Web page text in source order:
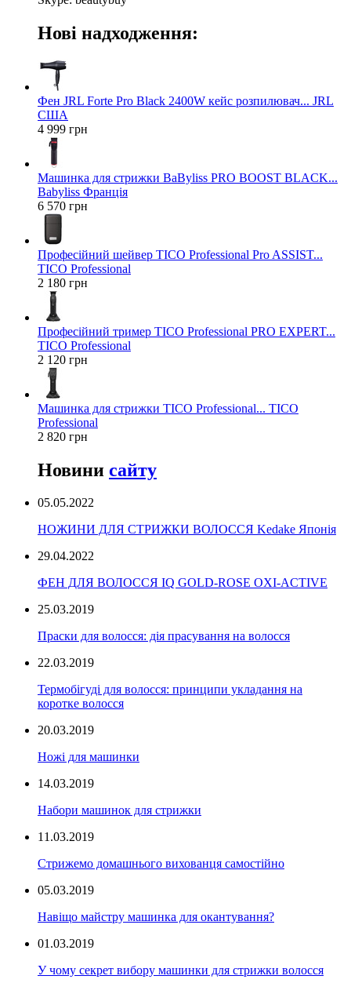
Нові надходження:
Фен JRL Forte Pro Black 2400W кейс розпилювач... JRL
США
4 999 грн
Машинка для стрижки BaByliss PRO BOOST BLACK...
Babyliss Франція
6 570 грн
Професійний шейвер TICO Professional Pro ASSIST...
TICO Professional
2 180 грн
Професійний тример TICO Professional PRO EXPERT...
TICO Professional
2 120 грн
Машинка для стрижки TICO Professional... TICO
Professional
2 820 грн
Новини сайту
05.05.2022
НОЖИНИ ДЛЯ СТРИЖКИ ВОЛОССЯ Kedake Японія
29.04.2022
ФЕН ДЛЯ ВОЛОССЯ IQ GOLD-ROSE OXI-ACTIVE
25.03.2019
Праски для волосся: дія прасування на волосся
22.03.2019
Термобігуді для волосся: принципи укладання на
коротке волосся
20.03.2019
Ножі для машинки
14.03.2019
Набори машинок для стрижки
11.03.2019
Стрижемо домашнього вихованця самостійно
05.03.2019
Навіщо майстру машинка для окантування?
01.03.2019
У чому секрет вибору машинки для стрижки волосся